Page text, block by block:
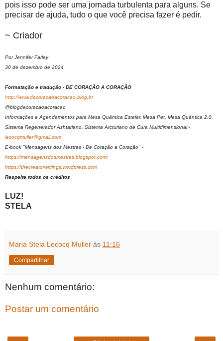
pois isso pode ser uma jornada turbulenta para alguns. Se
precisar de ajuda, tudo o que você precisa fazer é pedir.
~ Criador
Por Jennifer Farley
30 de dezembro de 2024
Formatação e tradução - DE CORAÇÃO A CORAÇÃO
http://www.decoracaoacoracao.blog.br
@blogdecoracaoacoracao
Informações e Agendamentos para Mesa Quântica Estelar, Mesa Pet, Mesa Quântica 2.0,
Sistema Regenerador Ashtariano, Sistema Arcturiano de Cura Multidimensional -
lecocqmuller@gmail.com
E-book "Mensagens dos Mestres - De Coração a Coração" -
https://mensagensdosmestres.blogspot.com/
https://thecreatorwritings.wordpress.com
Respeite todos os créditos
LUZ!
STELA
Maria Stela Lecocq Muller às 11:16
Compartilhar
Nenhum comentário:
Postar um comentário